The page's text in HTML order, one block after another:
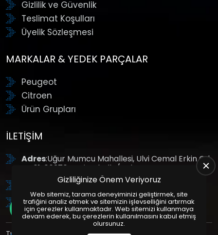
Gizlilik ve Güvenlik
Teslimat Koşulları
Üyelik Sözleşmesi
MARKALAR & YEDEK PARÇALAR
Peugeot
Citroen
Ürün Grupları
İLETIŞIM
Adres:Uğur Mumcu Mahallesi, Ulvi Cemal Erkin Cd.
No:61, 06370 Yenimahalle/Ankara
: +90 (312) 354 8888
GSM: +90 (532) 343 4085
Gizliliğinize Önem Veriyoruz
Web sitemiz, tarama deneyiminizi geliştirmek, site
trafiğini analiz etmek ve sitemizin işlevselliğini artırmak
için çerezler kullanmaktadır. Web sitemizi kullanmaya
devam ederek, bu çerezlerin kullanılmasını kabul etmiş
olursunuz.